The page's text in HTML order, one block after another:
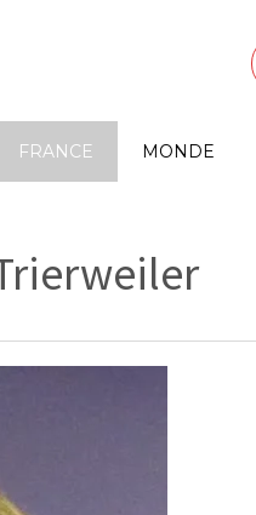
FRANCE MONDE